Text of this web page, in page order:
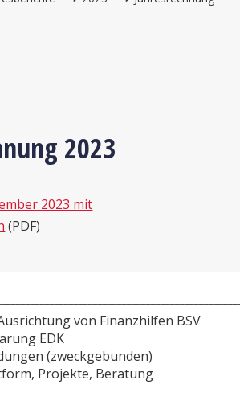
2023
2023 mit
(PDF)
von Finanzhilfen BSV
EDK
(zweckgebunden)
Projekte, Beratung